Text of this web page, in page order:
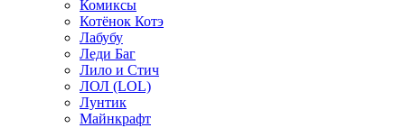
Комиксы
Котёнок Котэ
Лабубу
Леди Баг
Лило и Стич
ЛОЛ (LOL)
Лунтик
Майнкрафт